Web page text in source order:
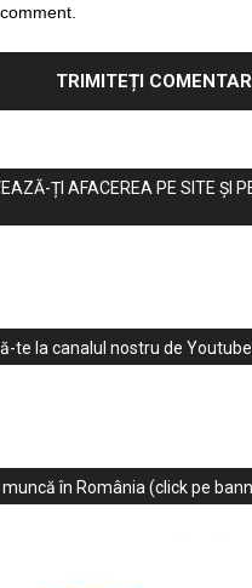
ȚI AFACEREA PE SITE ȘI
te la canalul nostru de
muncă în România (click pe